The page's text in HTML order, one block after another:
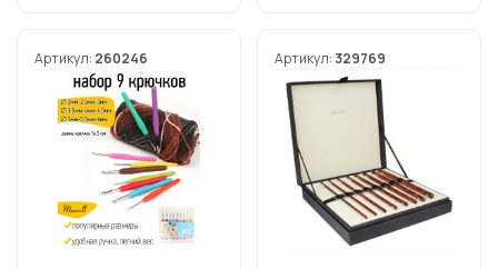
Артикул: 260246 Артикул: 329769